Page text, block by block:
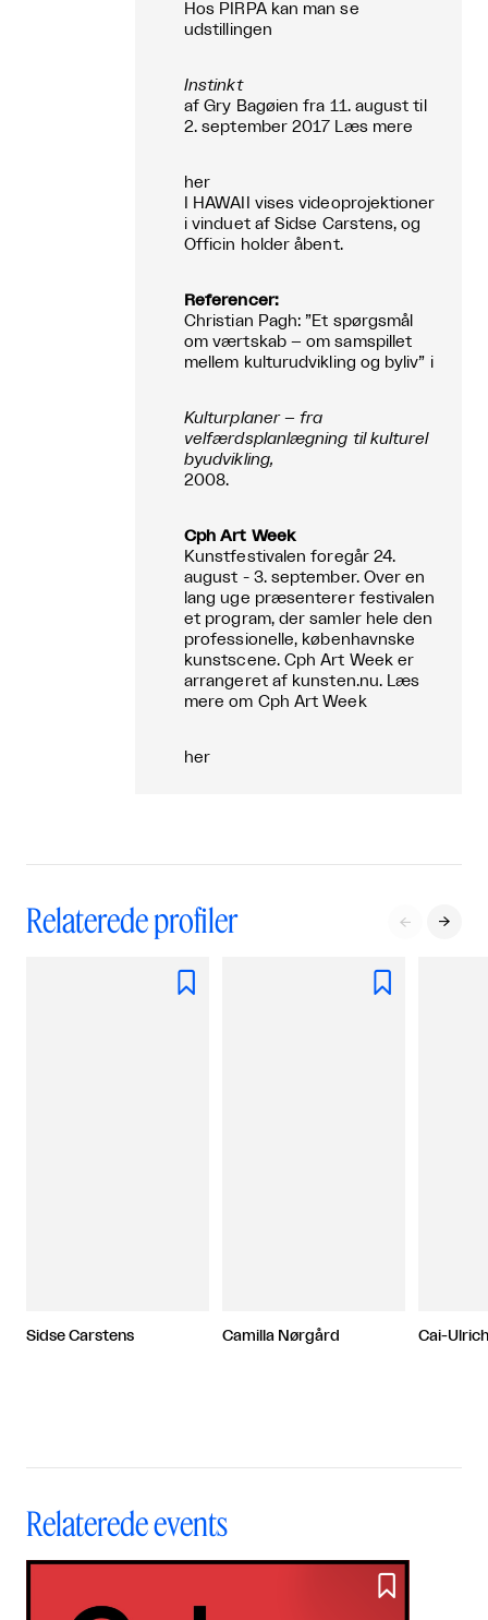
Hos PIRPA kan man se
udstillingen
Instinkt
af Gry Bagøien fra 11. august til
2. september 2017 Læs mere
her
I HAWAII vises videoprojektioner
i vinduet af Sidse Carstens, og
Officin holder åbent.
Referencer:
Christian Pagh: ”Et spørgsmål
om værtskab – om samspillet
mellem kulturudvikling og byliv” i
Kulturplaner – fra
velfærdsplanlægning til kulturel
byudvikling,
2008.
Cph Art Week
Kunstfestivalen foregår 24.
august - 3. september. Over en
lang uge præsenterer festivalen
et program, der samler hele den
professionelle, københavnske
kunstscene. Cph Art Week er
arrangeret af kunsten.nu. Læs
mere om Cph Art Week
her
Relaterede profiler  

Sidse Carstens

Camilla Nørgård Cai-
Relaterede events
